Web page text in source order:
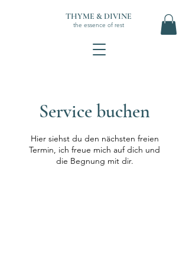
THYME & DIVINE
the essence of rest
Service buchen
Hier siehst du den nächsten freien
Termin, ich freue mich auf dich und
die Begnung mit dir.